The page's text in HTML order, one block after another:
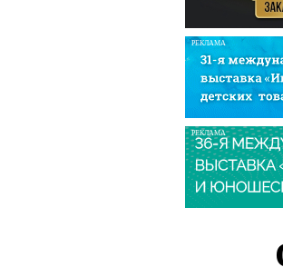
РЕКЛАМА
РЕКЛАМА